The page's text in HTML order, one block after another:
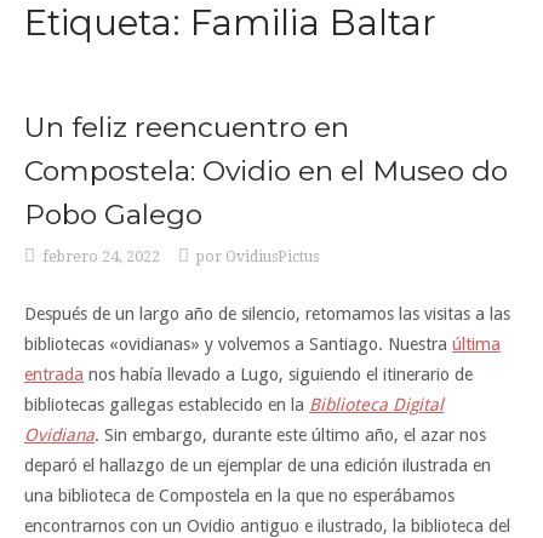
Etiqueta: Familia Baltar
Un feliz reencuentro en
Compostela: Ovidio en el Museo do
Pobo Galego
febrero 24, 2022 por OvidiusPictus
Después de un largo año de silencio, retomamos las visitas a las
bibliotecas «ovidianas» y volvemos a Santiago. Nuestra última
entrada nos había llevado a Lugo, siguiendo el itinerario de
bibliotecas gallegas establecido en la Biblioteca Digital
Ovidiana. Sin embargo, durante este último año, el azar nos
deparó el hallazgo de un ejemplar de una edición ilustrada en
una biblioteca de Compostela en la que no esperábamos
encontrarnos con un Ovidio antiguo e ilustrado, la biblioteca del